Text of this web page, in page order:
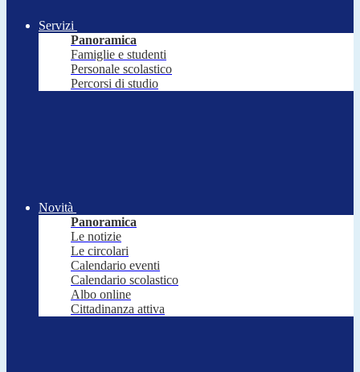
Servizi
Panoramica
Famiglie e studenti
Personale scolastico
Percorsi di studio
Novità
Panoramica
Le notizie
Le circolari
Calendario eventi
Calendario scolastico
Albo online
Cittadinanza attiva